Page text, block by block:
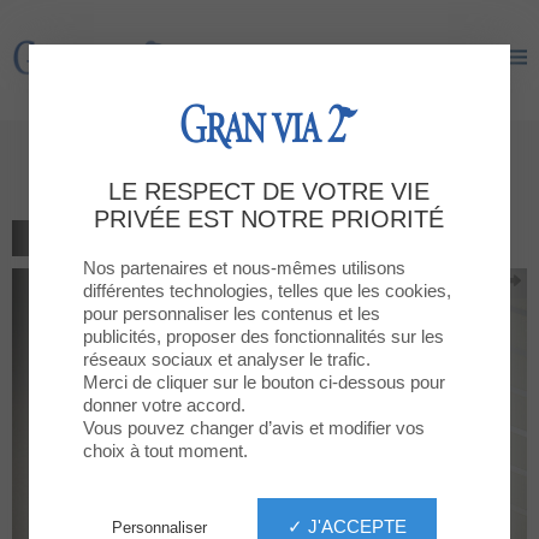
Gran Via 2
LE RESPECT DE VOTRE VIE
PRIVÉE EST NOTRE PRIORITÉ
Nos partenaires et nous-mêmes utilisons
différentes technologies, telles que les cookies,
pour personnaliser les contenus et les
publicités, proposer des fonctionnalités sur les
réseaux sociaux et analyser le trafic.
Merci de cliquer sur le bouton ci-dessous pour
donner votre accord.
Vous pouvez changer d’avis et modifier vos
choix à tout moment.
✓ J'ACCEPTE
Personnaliser